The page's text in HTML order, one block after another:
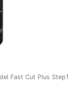
Fast Cut Plus Step1